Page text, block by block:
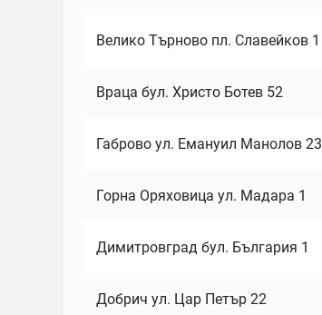
Велико Търново пл. Славейков 1
Враца бул. Христо Ботев 52
Габрово ул. Емануил Манолов 23
Горна Оряховица ул. Мадара 1
Димитровград бул. България 1
Добрич ул. Цар Петър 22